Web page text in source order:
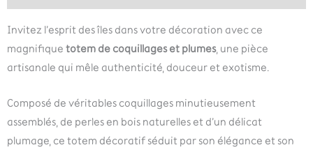
Invitez l’esprit des îles dans votre décoration avec ce
magnifique totem de coquillages et plumes, une pièce
artisanale qui mêle authenticité, douceur et exotisme.
Composé de véritables coquillages minutieusement
assemblés, de perles en bois naturelles et d’un délicat
plumage, ce totem décoratif séduit par son élégance et son